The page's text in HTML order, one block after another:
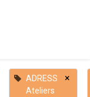
ADRESS
Ateliers
×